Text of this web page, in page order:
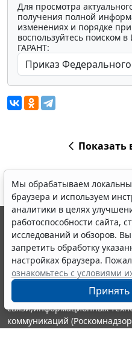
Для просмотра
получения полной
изменениях и порядке
воспользуйтесь поиском
ГАРАНТ:
Показать
Мы обрабатываем
браузера и используем
аналитики в целях
работоспособности сайта,
исследований и обзоров.
запретить обработку
настройках браузера.
ознакомьтесь с условиями
Принять
© ООО "НПП "ГАРАНТ-
выпускается с 1990 года.
являются участниками
информации ГАРАНТ.
Портал ГАРАНТ.РУ
издания Федеральной
связи,информационных
коммуникаций